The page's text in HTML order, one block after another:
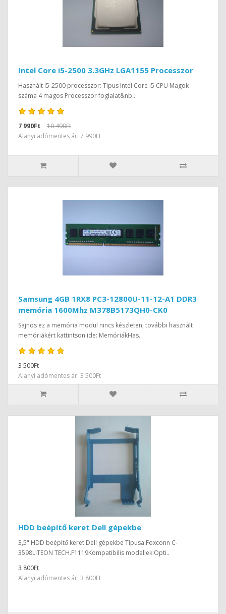
Intel Core i5-2500 3.3GHz LGA1155 Processzor
Használt i5-2500 processzor: Típus Intel Core i5 CPU Magok
száma 4 magos Processzor foglalat&nb..
7 990Ft
10 490Ft
Alanyi adómentes ár: 7 990Ft
Samsung 4GB 1RX8 PC3-12800U-11-12-A1 DDR3
memória 1600Mhz M378B5173QH0-CK0
Sajnos ez a memória modul nincs készleten, további használt
memóriákért kattintson ide: MemóriákHas..
3 500Ft
Alanyi adómentes ár: 3 500Ft
HDD beépítő keret Dell gépekbe
3,5" HDD beépítő keret Dell gépekbe Típusa:Foxconn C-
3598LITEON TECH.F1119Kompatibilis modellek:Opti..
3 800Ft
Alanyi adómentes ár: 3 800Ft